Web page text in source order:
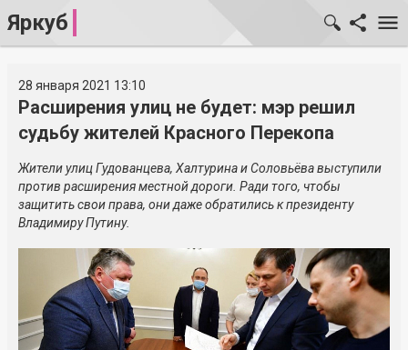
Яркуб
28 января 2021 13:10
Расширения улиц не будет: мэр решил
судьбу жителей Красного Перекопа
Жители улиц Гудованцева, Халтурина и Соловьёва выступили
против расширения местной дороги. Ради того, чтобы
защитить свои права, они даже обратились к президенту
Владимиру Путину.